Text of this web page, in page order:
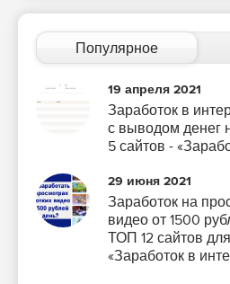
Популярное
19 апреля 2021
Заработок в
с выводом денег
5 сайтов -
29 июня 2021
Заработок на
видео от 1500
ТОП 12 сайтов
«Заработок в